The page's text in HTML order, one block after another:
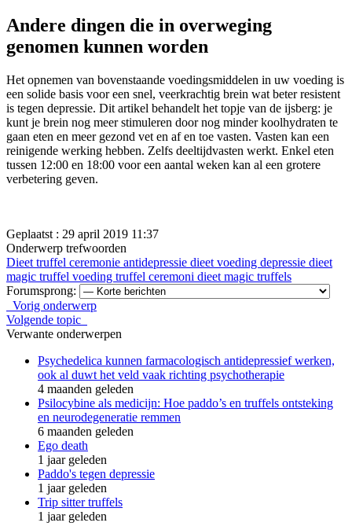
Andere dingen die in overweging
genomen kunnen worden
Het opnemen van bovenstaande voedingsmiddelen in uw voeding is
een solide basis voor een snel, veerkrachtig brein wat beter resistent
is tegen depressie. Dit artikel behandelt het topje van de ijsberg: je
kunt je brein nog meer stimuleren door nog minder koolhydraten te
gaan eten en meer gezond vet en af ​​en toe vasten. Vasten kan een
reinigende werking hebben. Zelfs deeltijdvasten werkt. Enkel eten
tussen 12:00 en 18:00 voor een aantal weken kan al een grotere
verbetering geven.
Geplaatst : 29 april 2019 11:37
Onderwerp trefwoorden
Dieet truffel ceremonie antidepressie dieet voeding depressie dieet
magic truffel voeding truffel ceremoni dieet magic truffels
Forumsprong:
Vorig onderwerp
Volgende topic
Verwante onderwerpen
Psychedelica kunnen farmacologisch antidepressief werken,
ook al duwt het veld vaak richting psychotherapie
4 maanden geleden
Psilocybine als medicijn: Hoe paddo’s en truffels ontsteking
en neurodegeneratie remmen
6 maanden geleden
Ego death
1 jaar geleden
Paddo's tegen depressie
1 jaar geleden
Trip sitter truffels
1 jaar geleden